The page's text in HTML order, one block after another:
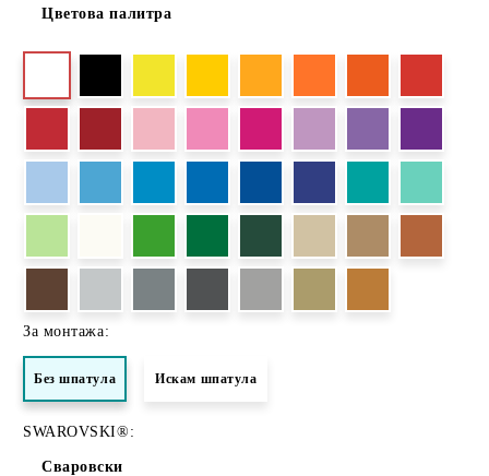
Цветова палитра
За монтажа:
Без шпатула Искам шпатула
SWAROVSKI®:
Сваровски